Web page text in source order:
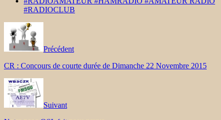
#RADIOCLUB
Précédent
CR : Concours de courte durée de Dimanche 22 Novembre 2015
Suivant